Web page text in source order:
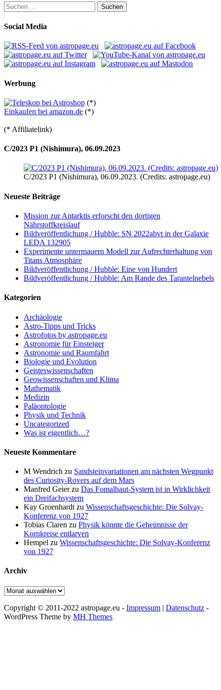
Suchen
nach:
Social Media
Werbung
(*)
Einkaufen bei amazon.de (*)
(* Affiliatelink)
C/2023 P1 (Nishimura), 06.09.2023
C/2023 P1 (Nishimura), 06.09.2023. (Credits: astropage.eu)
Neueste Beiträge
Mission zur Antarktis erforscht den dortigen
Nährstoffkreislauf
Bildveröffentlichung / Hubble: SN 2022abvt in der Galaxie
LEDA 132905
Experimente untermauern Modell zur Aufrechterhaltung von
Titans Atmosphäre
Bildveröffentlichung / Hubble: Eine von Hundert
Bildveröffentlichung / Hubble: Am Rande des Tarantelnebels
Kategorien
Archäologie
Astro-Tipps und Tricks
Astrofotos by astropage.eu
Astronomie für Einsteiger
Astronomie und Raumfahrt
Biologie und Evolution
Geisteswissenschaften
Geowissenschaften und Klima
Mathematik
Medizin
Paläontologie
Physik und Technik
Uncategorized
Was ist eigentlich…?
Neueste Kommentare
M Wendrich zu Sandsteinvariationen am nächsten Wegpunkt
des Curiosity-Rovers auf dem Mars
Manfred Geierzu Das Fomalhaut-System ist in Wirklichkeit
ein Dreifachsystem
Kay Groenhardt zu Wissenschaftsgeschichte: Die Solvay-
Konferenz von 1927
Tobias Claren zu Physik könnte die Geheimnisse der
Kornkreise entlarven
Hempel zu Wissenschaftsgeschichte: Die Solvay-Konferenz
von 1927
Archiv
Archiv
Copyright © 2011-2022 astropage.eu - Impressum | Datenschutz -
WordPress Theme by MH Themes